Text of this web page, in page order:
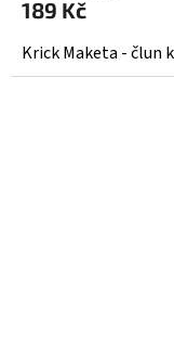
189 Kč
Krick Maketa - člun